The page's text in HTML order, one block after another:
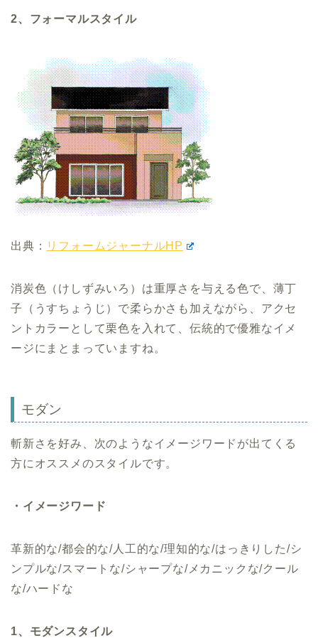
2、フォーマルスタイル
出典： リフォームジャーナルHP
消炭色（けしずみいろ）は重厚さを与える色で、薄丁
子（うすちょうじ）で柔らかさも加えながら、アクセ
ントカラーとして栗色を入れて、伝統的で優雅なイメ
ージにまとまっていますね。
モダン
斬新さを好み、次のようなイメージワードが出てくる
方にオススメのスタイルです。
・イメージワード
革新的な/都会的な/人工的な/理知的な/はっきりした/シ
ンプルな/スマートな/シャープな/メカニックな/クール
な/ハードな
1、モダンスタイル